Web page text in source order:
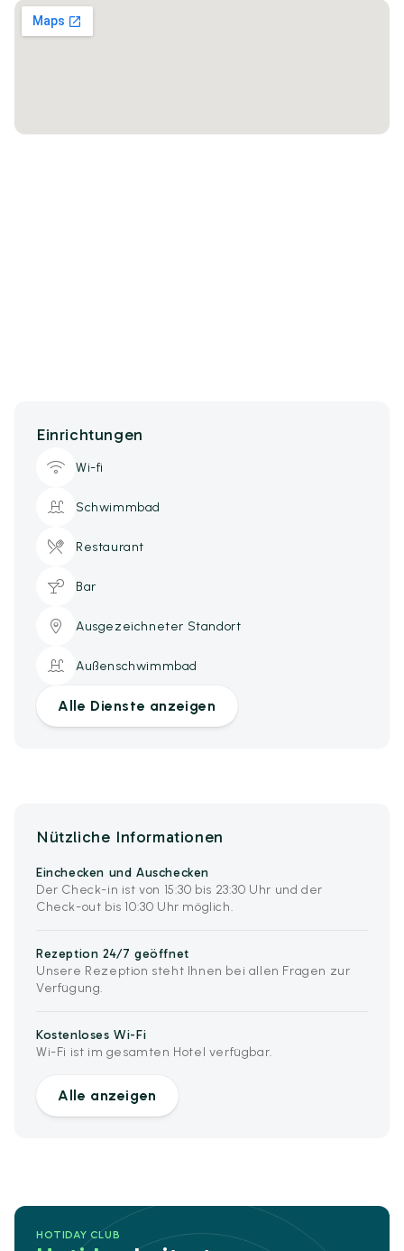
Einrichtungen
Wi-fi
Schwimmbad
Restaurant
Bar
Ausgezeichneter Standort
Außenschwimmbad
Alle Dienste anzeigen
Nützliche Informationen
Einchecken und Auschecken
Der Check-in ist von 15:30 bis 23:30 Uhr und der
Check-out bis 10:30 Uhr möglich.
Rezeption 24/7 geöffnet
Unsere Rezeption steht Ihnen bei allen Fragen zur
Verfügung.
Kostenloses Wi-Fi
Wi-Fi ist im gesamten Hotel verfügbar.
Alle anzeigen
HOTIDAY CLUB